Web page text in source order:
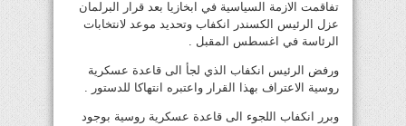
تفاقمت الازمة السياسية في ابخازيا بعد قرار البرلمان
عزل الرئيس الكسندر انكفاب وتحديد موعد لانتخابات
الرئاسة في اغسطس المقبل .
ورفض الرئيس انكفاب الذي لجأ الى قاعدة عسكرية
روسية الاعتراف بهذا القرار واعتبره انتهاكا للدستور .
وبرر انكفاب اللجوء الى قاعدة عسكرية روسية بوجود